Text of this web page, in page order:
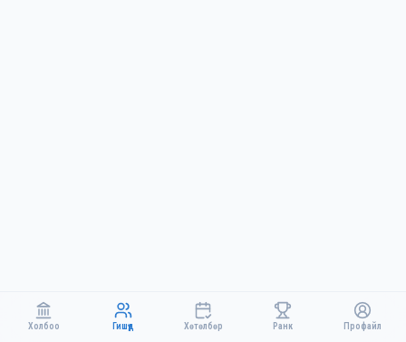
Холбоо Гишүүд Хөтөлбөр Ранк Профайл